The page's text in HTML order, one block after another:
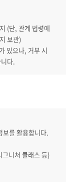
(단, 관계 법령에
보관)
있으나, 거부 시
다.
보를 활용합니다.
니처 클래스 등)